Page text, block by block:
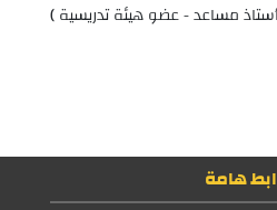
مساعد - عضو هيئة تدريسية )
هامة